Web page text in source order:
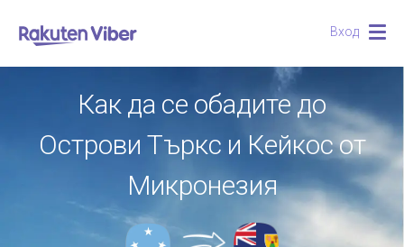
Вход
Как да се обадите до
Острови Търкс и Кейкос от
Микронезия